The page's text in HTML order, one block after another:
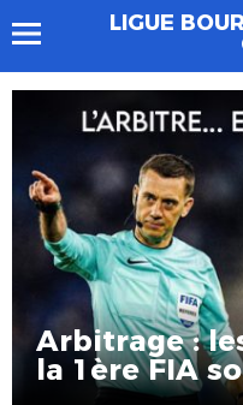
LIGUE
Arbitrage :
la 1ère FIA